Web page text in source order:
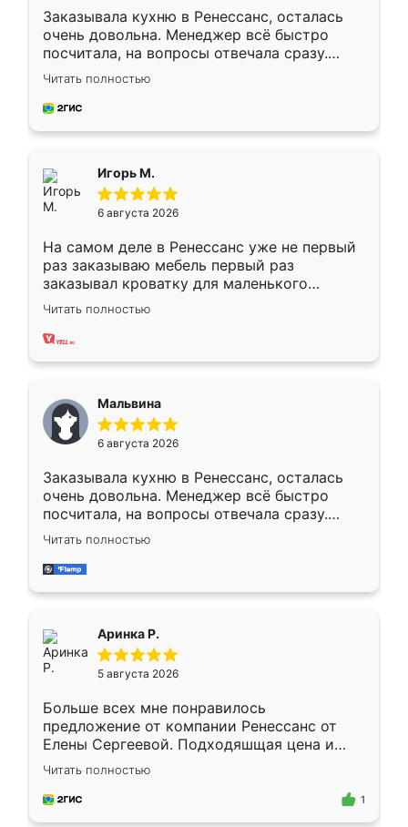
Заказывала кухню в Ренессанс, осталась
очень довольна. Менеджер всё быстро
посчитала, на вопросы отвечала сразу.
Замерщик приехал в субботу, подошёл к
делу со всей ответственностью. Собрали
за день, ребята работали аккуратно, даже
Читать полностью
Игорь М.
6 августа 2026
На самом деле в Ренессанс уже не первый
раз заказываю мебель первый раз
заказывал кроватку для маленького
ребёнка при его рождении ,во второй раз
заказал шкаф-купе. По качеству очень
хорошее сборка достаточно быстрая,
меньше, здесь же он более разнообразный.
Мне нравится ,если что-то потребуется из
мебели буду заказывать только здесь.
Читать полностью
Мальвина
6 августа 2026
Заказывала кухню в Ренессанс, осталась
очень довольна. Менеджер всё быстро
посчитала, на вопросы отвечала сразу.
Замерщик приехал в субботу, подошёл к
делу со всей ответственностью. Собрали
за день, ребята работали аккуратно, даже
Читать полностью
Аринка Р.
5 августа 2026
Больше всех мне понравилось
предложение от компании Ренессанс от
Елены Сергеевой. Подходяшщая цена и
короткие сроки изготовления. Приехавший
для замера сотрудник Владислав
предложил по моему эскизу самый
Читать полностью
1